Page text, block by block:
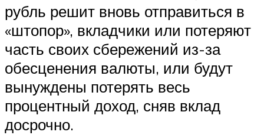
рубль решит вновь отправиться в
«штопор», вкладчики или потеряют
часть своих сбережений из-за
обесценения валюты, или будут
вынуждены потерять весь
процентный доход, сняв вклад
досрочно.